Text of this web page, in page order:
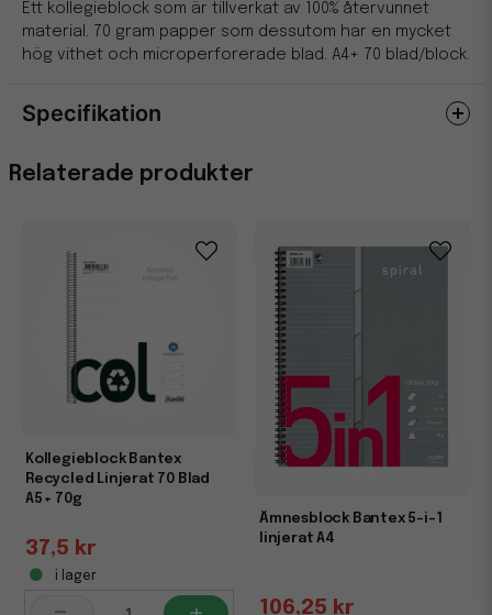
Relaterade produkter
Kollegieblock Bantex
Recycled Linjerat 70 Blad
A5+ 70g
37,5 kr
i lager
Ämnesblock Bantex 5-i-1
linjerat A4
106,25 kr
Ett kollegieblock som är tillverkat av 100% återvunnet
material. 70 gram papper som dessutom har en mycket
hög vithet och microperforerade blad. A4+ 70 blad/block.
Specifikation
Egenskaper